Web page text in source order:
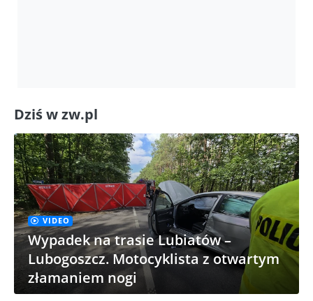
Dziś w zw.pl
VIDEO
Wypadek na trasie Lubiatów –
Lubogoszcz. Motocyklista z otwartym
złamaniem nogi